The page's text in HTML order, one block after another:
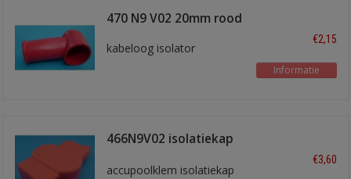
470 N9 V02 20mm rood
kabeloog isolator
€2,15
Informatie
466N9V02 isolatiekap
accupoolklem isolatiekap
€3,60